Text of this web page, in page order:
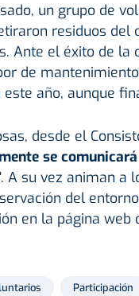
un grupo de
residuos del
Ante el éxito de la
de
este año, aunque
desde el
se
A su vez animan a
del
en la página web
Participación